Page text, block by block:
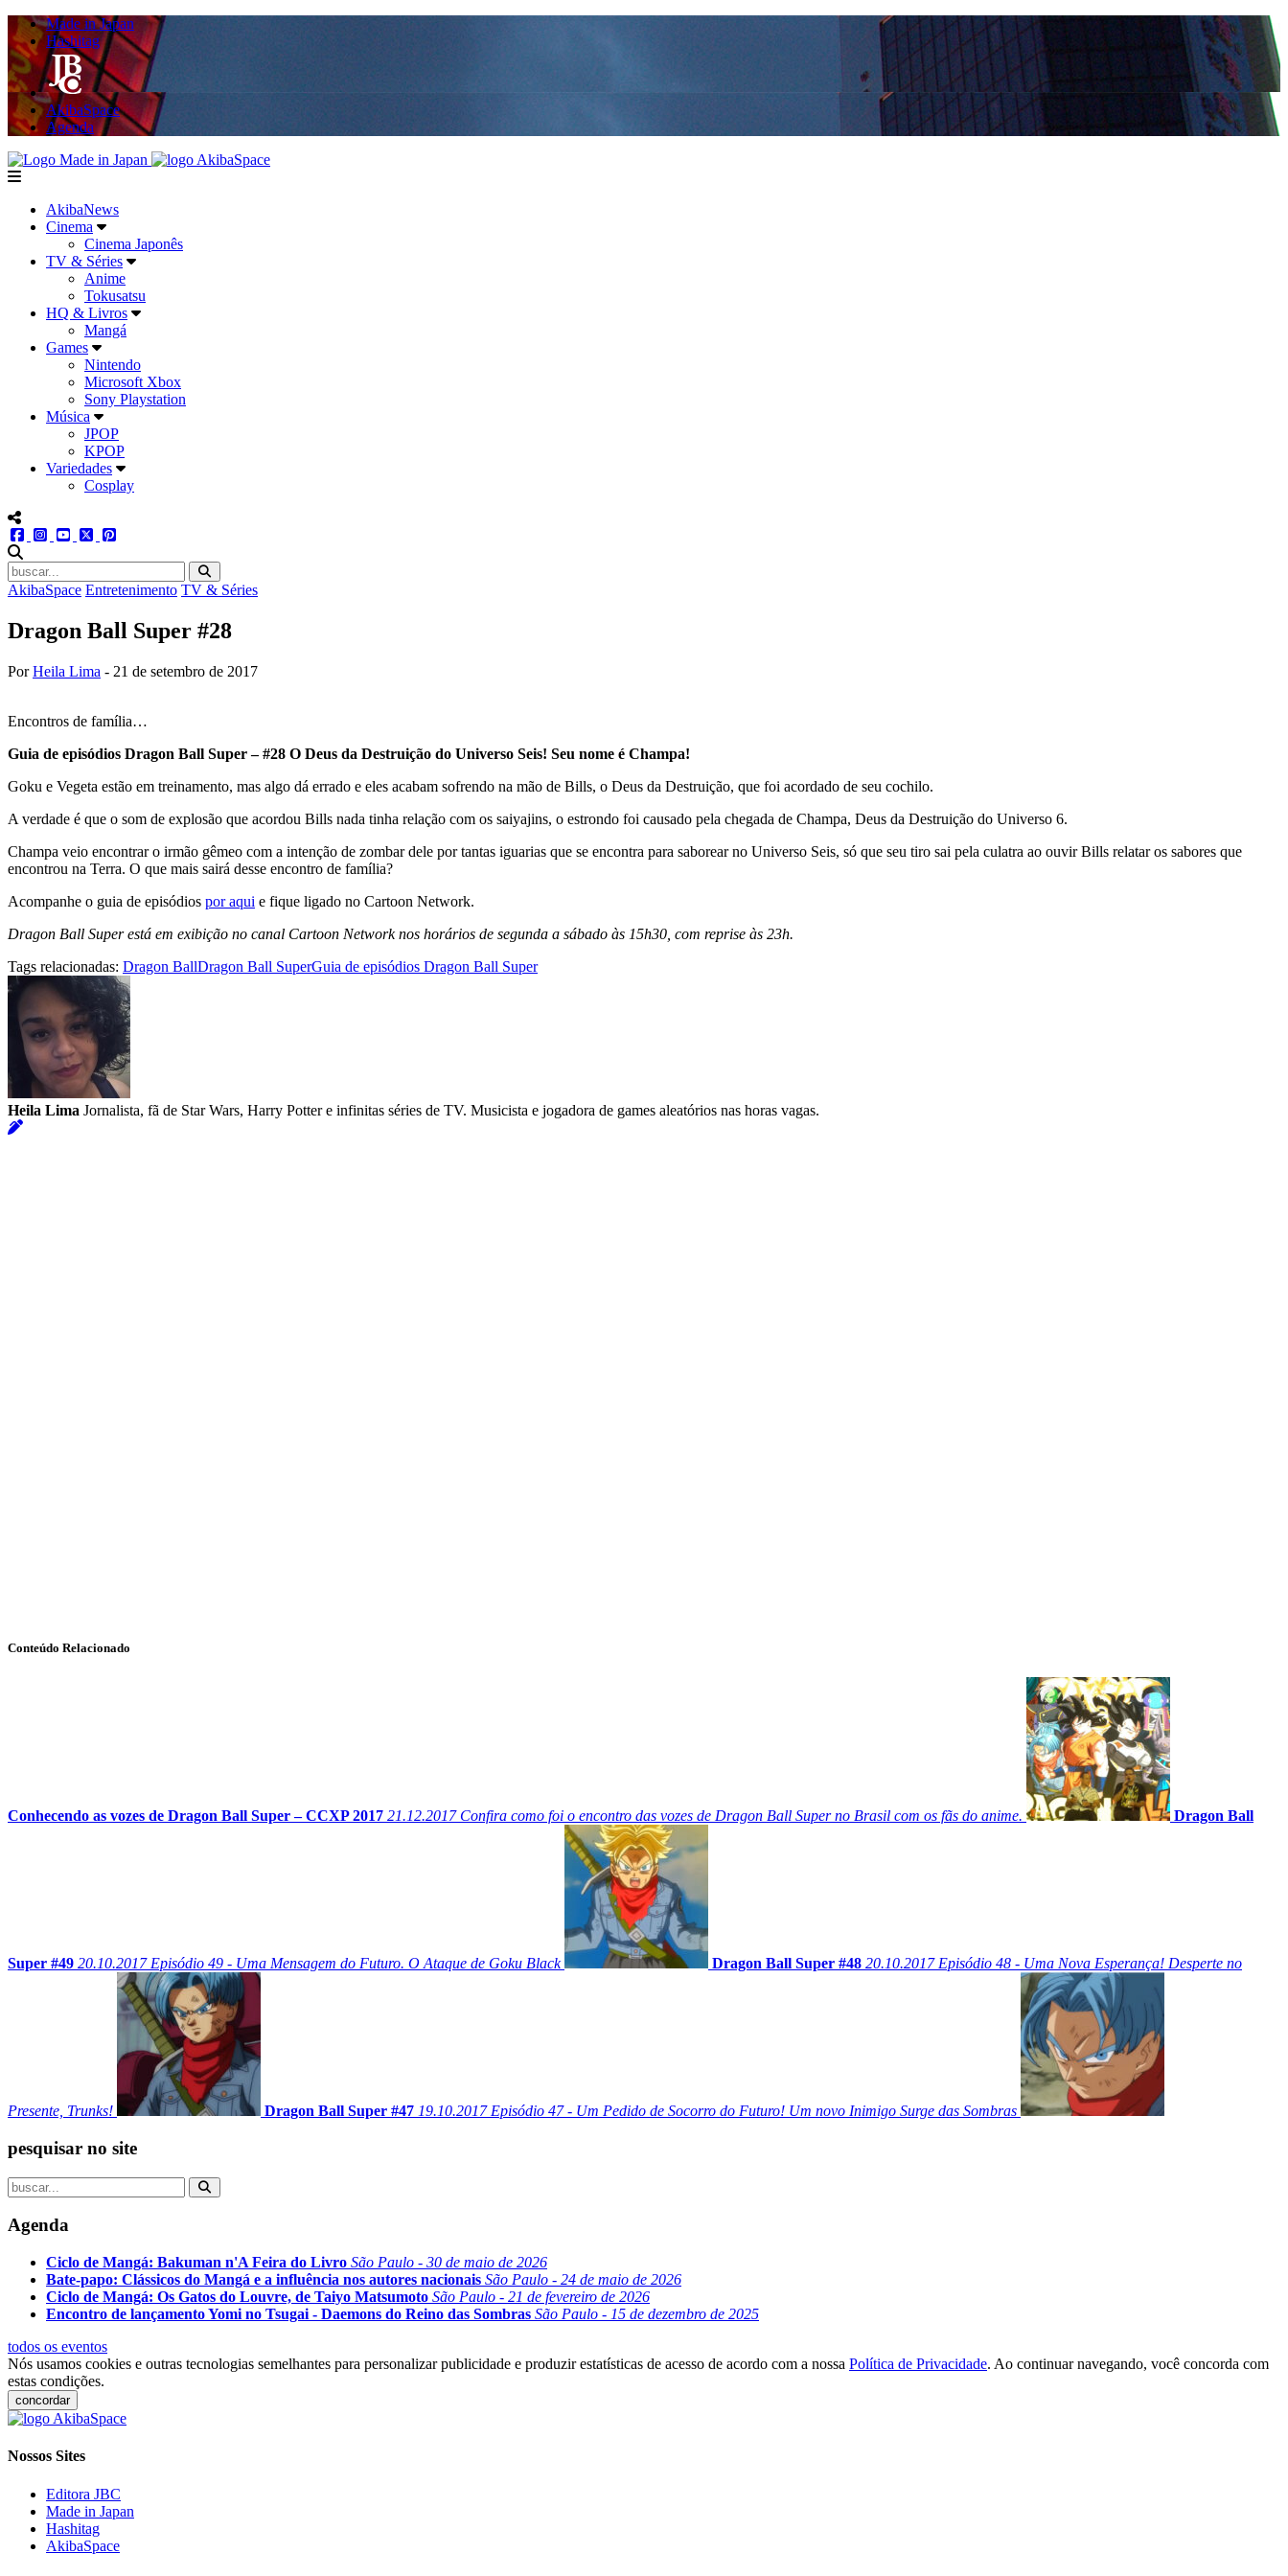
Made in Japan
Hashitag
AkibaSpace
Agenda
Powered By Made in Japan
AkibaSpace
menu
AkibaNews
Cinema
Cinema Japonês
TV & Séries
Anime
Tokusatsu
HQ & Livros
Mangá
Games
Nintendo
Microsoft Xbox
Sony Playstation
Música
JPOP
KPOP
Variedades
Cosplay
menu redes social
facebookinstagram
youtube
twitter
AkibaSpace Entretenimento TV & Séries
Dragon Ball Super #28
PorHeila Lima - 21 de setembro de 2017
Encontros de família…
Guia de episódios Dragon Ball Super – #28 O Deus da Destruição do Universo Seis! Seu nome é Champa!
Goku e Vegeta estão em treinamento, mas algo dá errado e eles acabam sofrendo na mão de Bills, o Deus da Destruição, que foi acordado de seu cochilo.
A verdade é que o som de explosão que acordou Bills nada tinha relação com os saiyajins, o estrondo foi causado pela chegada de Champa, Deus da Destruição do Universo 6.
Champa veio encontrar o irmão gêmeo com a intenção de zombar dele por tantas iguarias que se encontra para saborear no Universo Seis, só que seu tiro sai pela culatra ao ouvir Bills relatar os sabores que
encontrou na Terra. O que mais sairá desse encontro de família?
Acompanhe o guia de episódios por aqui e fique ligado no Cartoon Network.
Dragon Ball Super está em exibição no canal Cartoon Network nos horários de segunda a sábado às 15h30, com reprise às 23h.
Tags relacionadas: Dragon BallDragon Ball SuperGuia de episódios Dragon Ball Super
Heila Lima Jornalista, fã de Star Wars, Harry Potter e infinitas séries de TV. Musicista e jogadora de games aleatórios nas horas vagas.
Conteúdo Relacionado
Conhecendo as vozes de Dragon Ball Super – CCXP 2017 21.12.2017Confira como foi o encontro das vozes de Dragon Ball Super no Brasil com os fãs do anime. Dragon Ball
Super #49 20.10.2017Episódio 49 - Uma Mensagem do Futuro. O Ataque de Goku Black Dragon Ball Super #48 20.10.2017Episódio 48 - Uma Nova Esperança! Desperte no
Presente, Trunks! Dragon Ball Super #47 19.10.2017Episódio 47 - Um Pedido de Socorro do Futuro! Um novo Inimigo Surge das Sombras
pesquisar no site
Agenda
Ciclo de Mangá: Bakuman n'A Feira do Livro São Paulo - 30 de maio de 2026
Bate-papo: Clássicos do Mangá e a influência nos autores nacionais São Paulo - 24 de maio de 2026
Ciclo de Mangá: Os Gatos do Louvre, de Taiyo Matsumoto São Paulo - 21 de fevereiro de 2026
Encontro de lançamento Yomi no Tsugai - Daemons do Reino das Sombras São Paulo - 15 de dezembro de 2025
todos os eventos
Nós usamos cookies e outras tecnologias semelhantes para personalizar publicidade e produzir estatísticas de acesso de acordo com a nossa Política de Privacidade. Ao continuar navegando, você concorda com
estas condições.
concordar
Nossos Sites
Editora JBC
Made in Japan
Hashitag
AkibaSpace